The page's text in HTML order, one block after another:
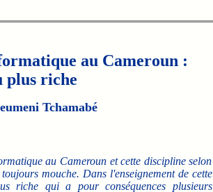
au Cameroun :
plus riche
Tchamabé
au Cameroun et cette discipline selon
mouche. Dans l'enseignement de cette
riche qui a pour conséquences plusieurs